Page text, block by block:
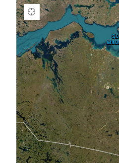
Find
my
location